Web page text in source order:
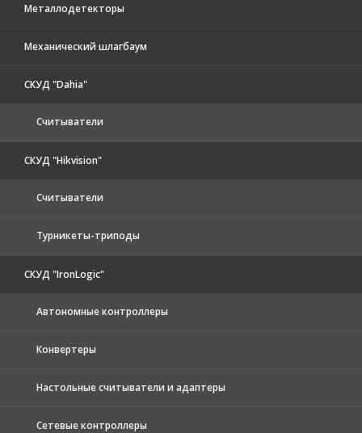
Металлодетекторы
Механический шлагбаум
СКУД "Dahia"
Считыватели
СКУД "Hikvision"
Считыватели
Турникеты-триподы
СКУД "IronLogic"
Автономные контроллеры
Конвертеры
Настольные считыватели и адаптеры
Сетевые контроллеры